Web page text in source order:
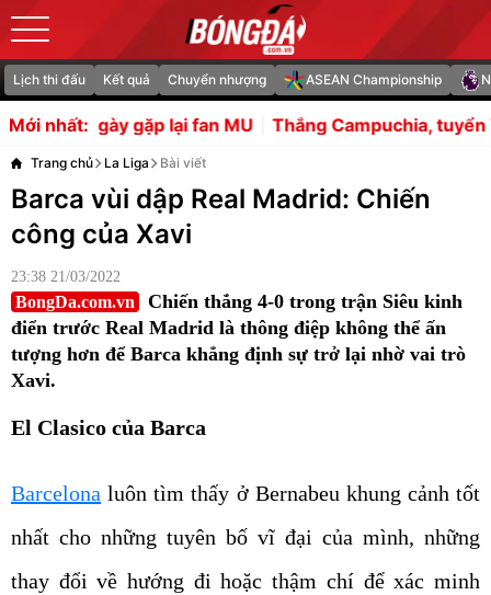
Lịch thi đấu Kết quả Chuyển nhượng ASEAN Championship
Mới nhất:
lại fan MU Thắng Campuchia, tuyển Việt Nam còn
Trang chủ La Liga Bài viết
Barca vùi dập Real Madrid: Chiến
công của Xavi
23:38 21/03/2022
BongDa.com.vn
Chiến thắng 4-0 trong trận Siêu kinh
điển trước Real Madrid là thông điệp không thể ấn
tượng hơn để Barca khẳng định sự trở lại nhờ vai trò
Xavi.
El Clasico của Barca
Barcelona luôn tìm thấy ở Bernabeu khung cảnh tốt
nhất cho những tuyên bố vĩ đại của mình, những
thay đổi về hướng đi hoặc thậm chí để xác minh